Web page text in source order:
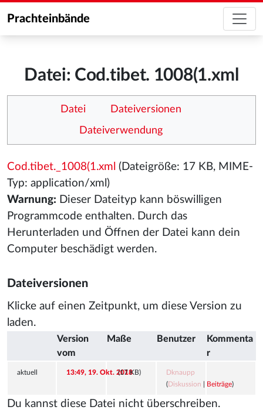
Prachteinbände
Datei: Cod.tibet. 1008(1.xml
Datei
Dateiversionen
Dateiverwendung
Cod.tibet._1008(1.xml (Dateigröße: 17 KB, MIME-
Typ: application/xml )
Warnung: Dieser Dateityp kann böswilligen
Programmcode enthalten. Durch das
Herunterladen und Öffnen der Datei kann dein
Computer beschädigt werden.
Dateiversionen
Klicke auf einen Zeitpunkt, um diese Version zu
laden.
Version
vom
Maße Benutzer
Kommenta
r
aktuell 13:49, 19. Okt. 2018
(17 KB)
Dknaupp
(Diskussion Beiträge)
Du kannst diese Datei nicht überschreiben.